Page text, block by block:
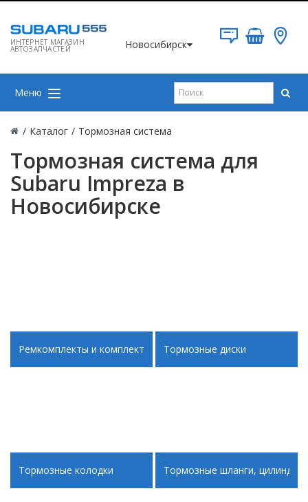
ИНТЕРНЕТ МАГАЗИН
АВТОЗАПЧАСТЕЙ Новосибирск
Меню
/ Каталог / Тормозная система
Тормозная система для
Subaru Impreza в
Новосибирске
Ремкомплекты и комплектующие суппортов
Тормозные диски
Тормозные колодки Тормозные шланги,